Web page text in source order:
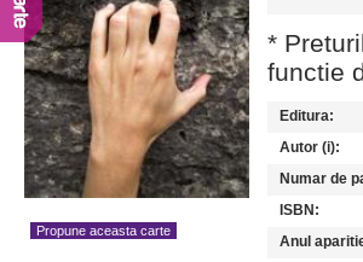
Propune aceasta carte
*
functie
Editura:
Autor (i):
Numar de
ISBN:
Anul